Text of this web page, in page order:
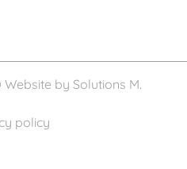
Website by Solutions M.
policy